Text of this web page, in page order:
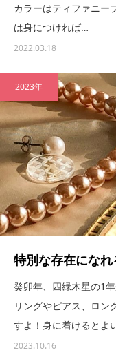
カラーはティファニー
は身につければ…
2022.03.18
2023年
特別な存在にな
癸卯年、四緑木星の1
リングやピアス、ロン
すよ！身に着けるとよ
2023.10.16